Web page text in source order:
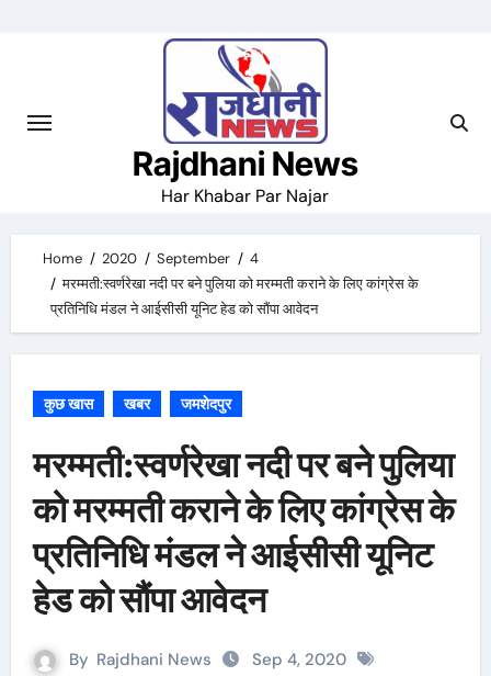
Rajdhani News
Har Khabar Par Najar
Home 2020 September
4
मरम्मती:स्वर्णरेखा नदी पर बने पुलिया को मरम्मती कराने के लिए कांग्रेस के
प्रतिनिधि मंडल ने आईसीसी यूनिट हेड को सौंपा आवेदन
कुछ खास खबर जमशेदपुर
मरम्मती:स्वर्णरेखा नदी पर बने पुलिया
को मरम्मती कराने के लिए कांग्रेस के
प्रतिनिधि मंडल ने आईसीसी यूनिट
हेड को सौंपा आवेदन
By Rajdhani News
Sep 4, 2020